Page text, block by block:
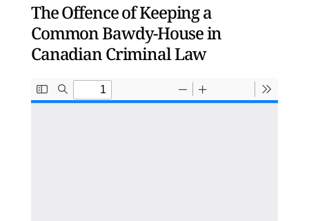
The Offence of Keeping a
Common Bawdy-House in
Canadian Criminal Law